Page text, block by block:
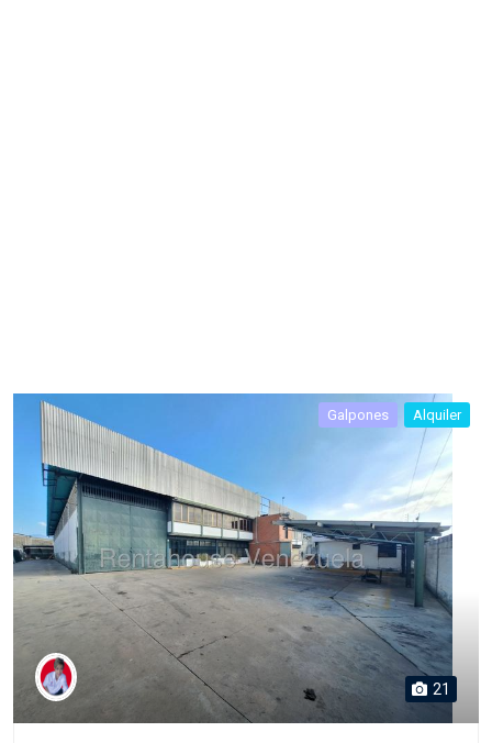
Galpones Alquiler
21